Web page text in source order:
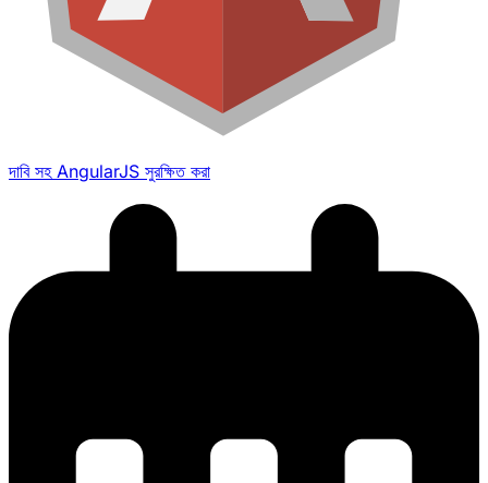
দাবি সহ AngularJS সুরক্ষিত করা